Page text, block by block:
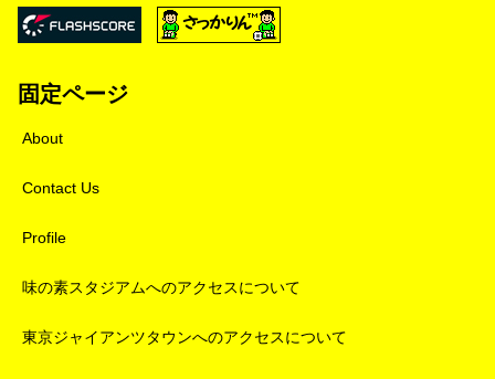
固定ページ
About
Contact Us
Profile
味の素スタジアムへのアクセスについて
東京ジャイアンツタウンへのアクセスについて